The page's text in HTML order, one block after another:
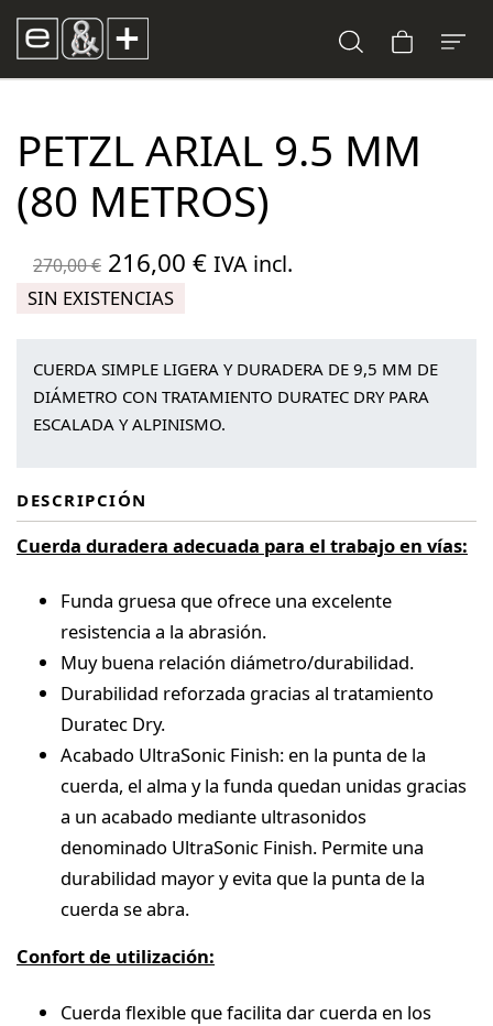
PETZL ARIAL 9.5 MM
(80 METROS)
270,00€ El
precio
era:
270,00 €.
216,00 €El
es:
216,00 €.
IVA incl.
SIN EXISTENCIAS
CUERDA SIMPLE LIGERA Y DURADERA DE 9,5 MM DE
DIÁMETRO CON TRATAMIENTO DURATEC DRY PARA
ESCALADA Y ALPINISMO.
DESCRIPCIÓN
Cuerda duradera adecuada para el trabajo en vías:
Funda gruesa que ofrece una excelente
resistencia a la abrasión.
Muy buena relación diámetro/durabilidad.
Durabilidad reforzada gracias al tratamiento
Duratec Dry.
Acabado UltraSonic Finish: en la punta de la
cuerda, el alma y la funda quedan unidas gracias
a un acabado mediante ultrasonidos
denominado UltraSonic Finish. Permite una
durabilidad mayor y evita que la punta de la
cuerda se abra.
Confort de utilización:
Cuerda flexible que facilita dar cuerda en los